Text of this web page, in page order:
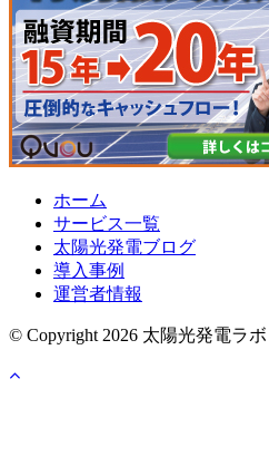
ホーム
サービス一覧
太陽光発電ブログ
導入事例
運営者情報
© Copyright 2026 太陽光発電ラボ